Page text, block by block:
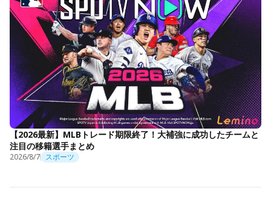
【2026最新】MLBトレード期限終了！大補強に成功したチームと
注目の移籍選手まとめ
2026/8/7 スポーツ